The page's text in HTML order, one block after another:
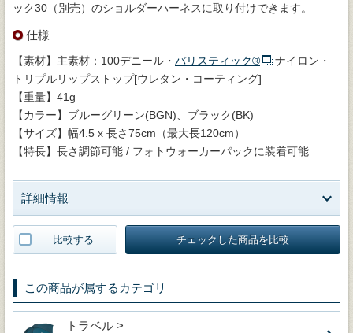
ック30（別売）のショルダーハーネスに取り付けできます。
仕様
【素材】主素材：100デニール・ バリスティック®
ナイロン・
トリプルリップストップ[ウレタン・コーティング]
【重量】41g
【カラー】ブルーグリーン(BGN)、ブラック(BK)
【サイズ】幅4.5 x 長さ75cm（最大長120cm）
【特長】長さ調節可能 / フォトウォーカーパックに装着可能
詳細情報
比較する チェックした商品を比較
この商品が属するカテゴリ
トラベル >